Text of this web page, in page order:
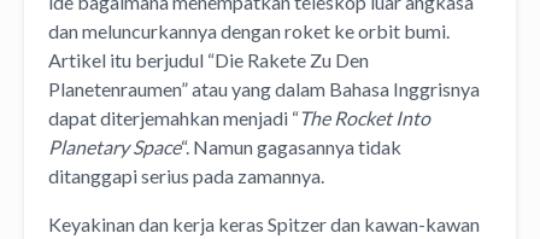
dan meluncurkannya dengan roket ke orbit bumi.
Artikel itu berjudul “Die Rakete Zu Den
Planetenraumen” atau yang dalam Bahasa Inggrisnya
dapat diterjemahkan menjadi “The Rocket Into
Planetary Space“. Namun gagasannya tidak
ditanggapi serius pada zamannya.
Keyakinan dan kerja keras Spitzer dan kawan-kawan